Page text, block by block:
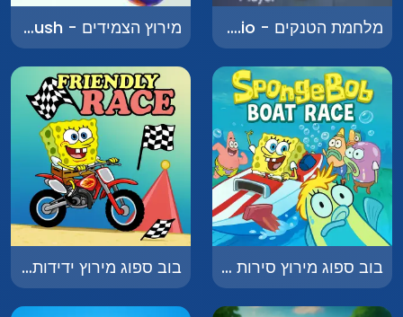
מלחמת הטנקים - Tankwar.io מירוץ הצמידים - Bracelet Rush
בוב ספוג מירוץ סירות - SpongeBob Boat Race בוב ספוג מירוץ ידידות - SpongeBob Friendly Race